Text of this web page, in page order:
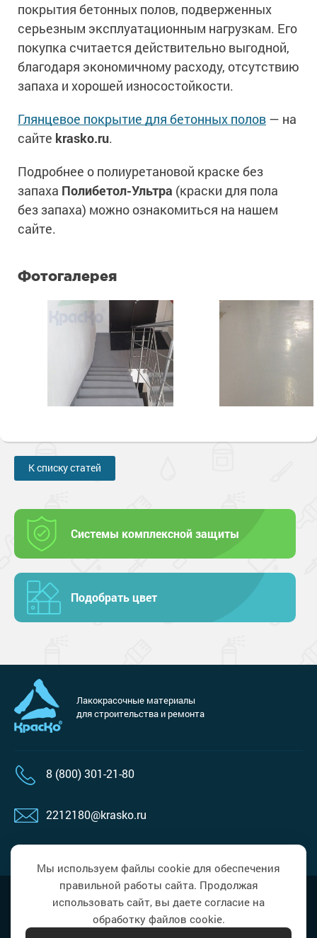
покрытия бетонных полов, подверженных
серьезным эксплуатационным нагрузкам. Его
покупка считается действительно выгодной,
благодаря экономичному расходу, отсутствию
запаха и хорошей износостойкости.
Глянцевое покрытие для бетонных полов — на
сайте krasko.ru.
Подробнее о полиуретановой краске без
запаха Полибетол-Ультра (краски для пола
без запаха) можно ознакомиться на нашем
сайте.
Фотогалерея
К списку статей
Системы комплексной защиты
Подобрать цвет
Лакокрасочные материалы
для строительства и ремонта
8 (800) 301-21-80
2212180@krasko.ru
Политика в области обработки
персональных данных
Мы используем файлы cookie для обеспечения
правильной работы сайта. Продолжая
использовать сайт, вы даете согласие на
обработку файлов cookie.